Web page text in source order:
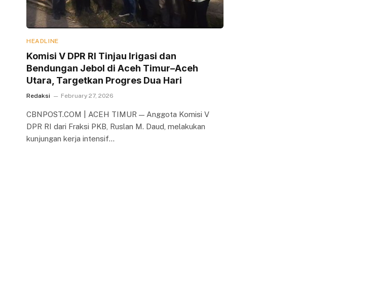
HEADLINE
Komisi V DPR RI Tinjau Irigasi dan
Bendungan Jebol di Aceh Timur–Aceh
Utara, Targetkan Progres Dua Hari
Redaksi February 27, 2026
CBNPOST.COM | ACEH TIMUR — Anggota Komisi V
DPR RI dari Fraksi PKB, Ruslan M. Daud, melakukan
kunjungan kerja intensif…